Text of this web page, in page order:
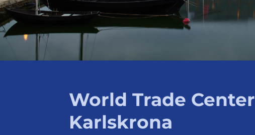
World Trade Center
Karlskrona